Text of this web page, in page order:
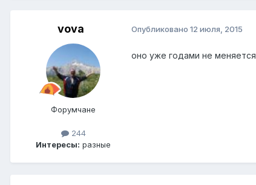
vova
Форумчане
244
Интересы: разные
Опубликовано 12 июля, 2015
оно уже годами не меняется